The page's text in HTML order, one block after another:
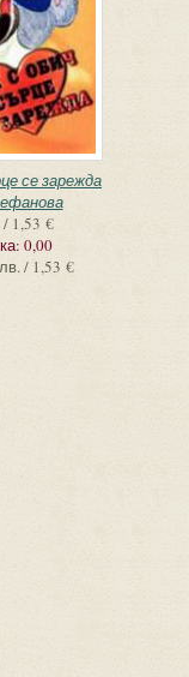
се зарежда
1,53 €
0,00
/ 1,53 €